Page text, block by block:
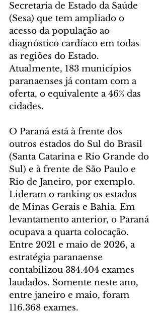
Secretaria de Estado da Saúde
(Sesa) que tem ampliado o
acesso da população ao
diagnóstico cardíaco em todas
as regiões do Estado.
Atualmente, 183 municípios
paranaenses já contam com a
oferta, o equivalente a 46% das
cidades.
O Paraná está à frente dos
outros estados do Sul do Brasil
(Santa Catarina e Rio Grande do
Sul) e à frente de São Paulo e
Rio de Janeiro, por exemplo.
Lideram o ranking os estados
de Minas Gerais e Bahia. Em
levantamento anterior, o Paraná
ocupava a quarta colocação.
Entre 2021 e maio de 2026, a
estratégia paranaense
contabilizou 384.404 exames
laudados. Somente neste ano,
entre janeiro e maio, foram
116.368 exames.